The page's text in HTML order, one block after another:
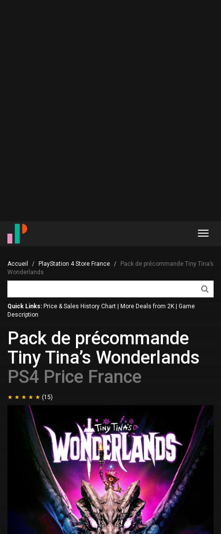
Accueil PlayStation 4 Store France
Pack de précommande Tiny Tina’s
Wonderlands
Quick Links: Price & Sales History Chart More Deals from 2K
Game
Description
Pack de précommande
Tiny Tina’s Wonderlands
PS4 Price France
(15)